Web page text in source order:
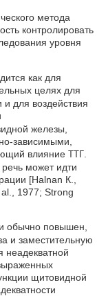
метода
контролировать
уровня
как для
целях для
для воздействия
железы,
зависимыми,
влияние
может идти
[Halnan К.,
1977; Strong
обычно повышен,
и заместительную
неадекватной
щитовидной